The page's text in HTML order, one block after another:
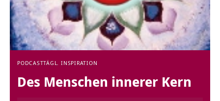
PODCASTTÄGL. INSPIRATION
Des Menschen innerer Kern